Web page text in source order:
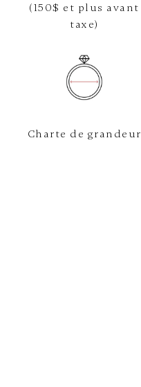
(150$ et plus avant
taxe)
Charte de grandeur